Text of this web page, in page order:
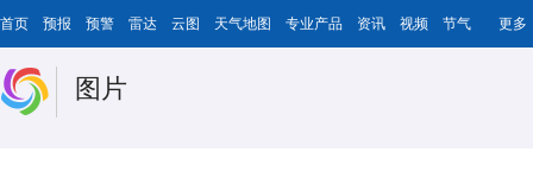
首页 预报 预警 雷达 云图 天气地图 专业产品 资讯 视频 节气 更多
图片